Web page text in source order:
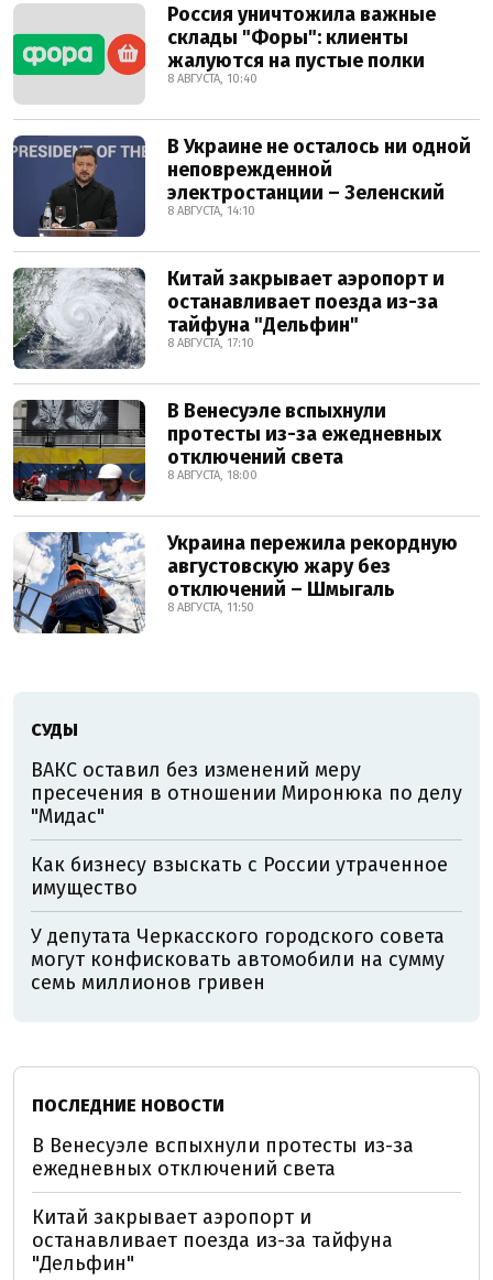
Россия уничтожила важные
склады "Форы": клиенты
жалуются на пустые полки
8 АВГУСТА, 10:40
В Украине не осталось ни одной
неповрежденной
электростанции – Зеленский
8 АВГУСТА, 14:10
Китай закрывает аэропорт и
останавливает поезда из-за
тайфуна "Дельфин"
8 АВГУСТА, 17:10
В Венесуэле вспыхнули
протесты из-за ежедневных
отключений света
8 АВГУСТА, 18:00
Украина пережила рекордную
августовскую жару без
отключений – Шмыгаль
8 АВГУСТА, 11:50
СУДЫ
ВАКС оставил без изменений меру
пресечения в отношении Миронюка по делу
"Мидас"
Как бизнесу взыскать с России утраченное
имущество
У депутата Черкасского городского совета
могут конфисковать автомобили на сумму
семь миллионов гривен
ПОСЛЕДНИЕ НОВОСТИ
В Венесуэле вспыхнули протесты из-за
ежедневных отключений света
Китай закрывает аэропорт и
останавливает поезда из-за тайфуна
"Дельфин"